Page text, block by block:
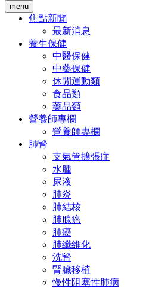
menu
焦點新聞
最新消息
養生保健
中醫保健
中藥保健
休閒運動類
食品類
藥品類
營養師專欄
營養師專欄
肺腎
支氣管擴張症
水腫
尿液
肺炎
肺結核
肺腺癌
肺癌
肺纖維化
洗腎
腎臟移植
慢性阻塞性肺病